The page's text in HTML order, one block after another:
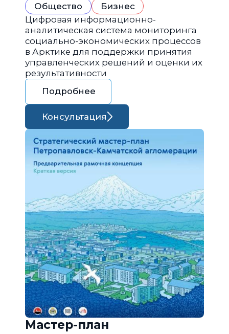
Общество
Бизнес
Цифровая информационно-
аналитическая система мониторинга
социально-экономических процессов
в Арктике для поддержки принятия
управленческих решений и оценки их
результативности
Подробнее
Консультация
Мастер-план